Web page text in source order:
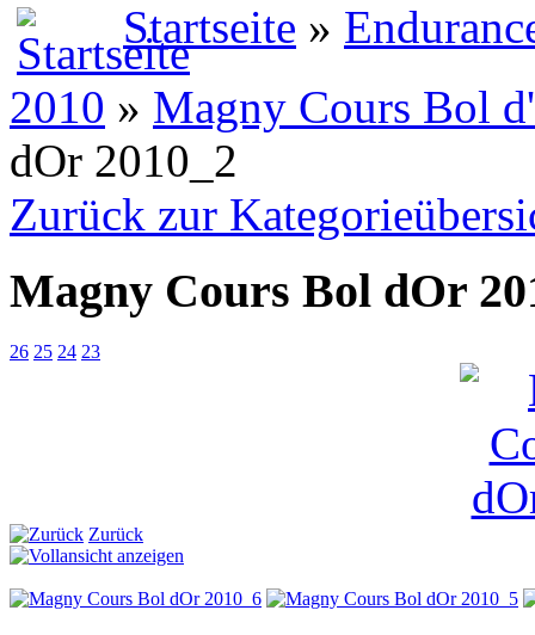
Startseite »
2010 » Magny Cours Bol
dOr 2010_2
Zurück zur
Magny Cours Bol dOr
26 25 24 23
Zurück